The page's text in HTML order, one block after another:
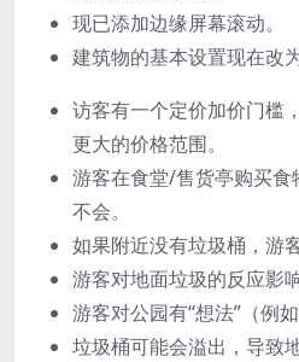
现已添加边缘屏幕滚动。
建筑物的基本设置现在改
访客有一个定价加价门槛
更大的价格范围。
游客在食堂/售货亭购买
不会。
如果附近没有垃圾桶，游
游客对地面垃圾的反应影
游客对公园有“想法”（例
垃圾桶可能会溢出，导致